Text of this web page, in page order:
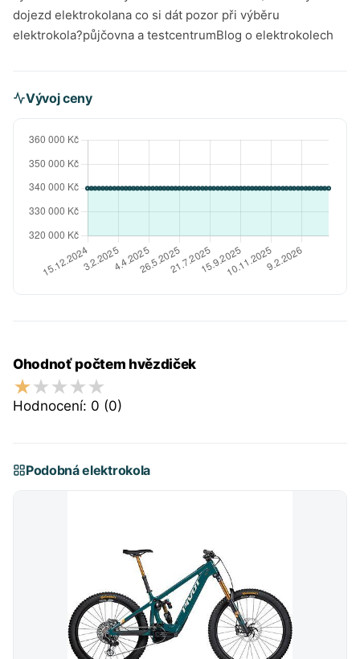
dojezd elektrokolana co si dát pozor při výběru
elektrokola?půjčovna a testcentrumBlog o elektrokolech
Vývoj ceny
Ohodnoť počtem hvězdiček
Hodnocení: 0 (0)
Podobná elektrokola